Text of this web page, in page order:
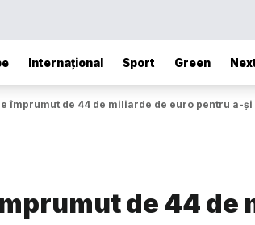
Internațional Sport Green
împrumut de 44 de miliarde de euro pentru a-
de 44 de